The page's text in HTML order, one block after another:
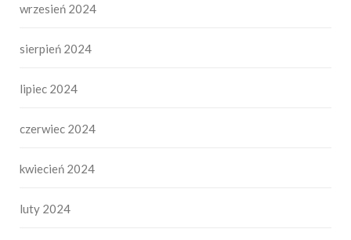
wrzesień 2024
sierpień 2024
lipiec 2024
czerwiec 2024
kwiecień 2024
luty 2024